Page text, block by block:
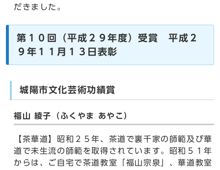
だきました。
第１０回（平成２９年度）受賞 平成２
９年１１月１３日表彰
城陽市文化芸術功績賞
福山 綾子（ふくやま あやこ）
【茶華道】昭和２５年、茶道で裏千家の師範及び華
道で未生流の師範を取得されています。昭和５１年
からは、ご自宅で茶道教室「福山宗泉」、華道教室